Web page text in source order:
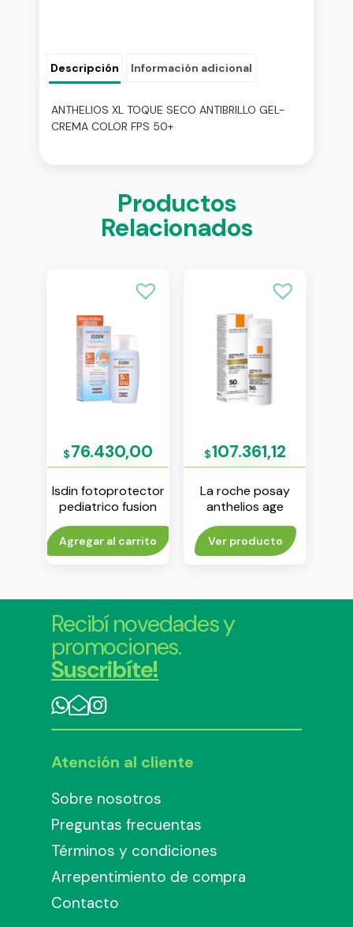
Descripción Información adicional
ANTHELIOS XL TOQUE SECO ANTIBRILLO GEL-
CREMA COLOR FPS 50+
Productos
Relacionados
$76.430,00
Isdin fotoprotector
pediatrico fusion
water spf 50
crema 50 ml
Agregar al carrito
$107.361,12
La roche posay
anthelios age
correct fps 50 50
ml
Ver producto
Recibí novedades y
promociones.
Suscribíte!
Atención al cliente
Sobre nosotros
Preguntas frecuentas
Términos y condiciones
Arrepentimiento de compra
Contacto